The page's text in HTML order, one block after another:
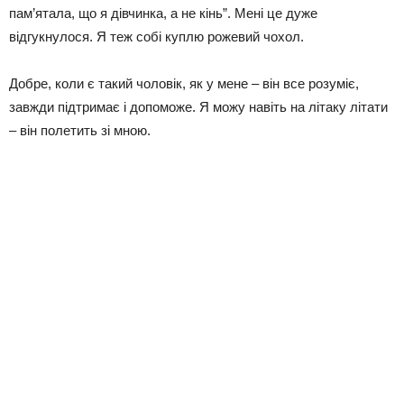
пам’ятала, що я дівчинка, а не кінь”. Мені це дуже
відгукнулося. Я теж собі куплю рожевий чохол.
Добре, коли є такий чоловік, як у мене – він все розуміє,
завжди підтримає і допоможе. Я можу навіть на літаку літати
– він полетить зі мною.